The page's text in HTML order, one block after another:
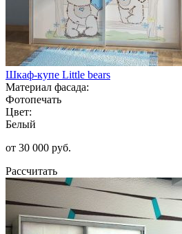
Шкаф-купе Little bears
Материал фасада:
Фотопечать
Цвет:
Белый
от 30 000 руб.
Рассчитать